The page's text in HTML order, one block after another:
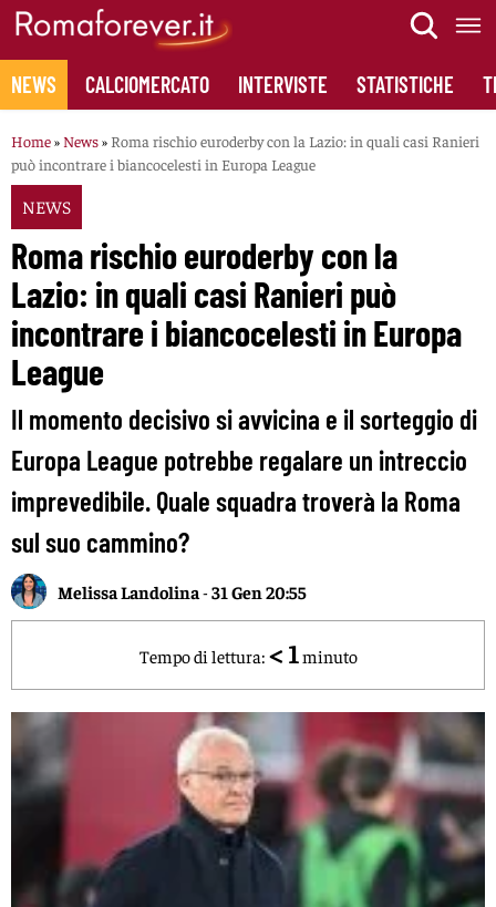
Skip
content
NEWS CALCIOMERCATO INTERVISTE STATISTICHE
Home» News» Roma rischio euroderby con la Lazio: in quali casi Ranieri
può incontrare i biancocelesti in Europa League
NEWS
Roma rischio euroderby con la
Lazio: in quali casi Ranieri può
incontrare i biancocelesti in Europa
League
Il momento decisivo si avvicina e il sorteggio di
Europa League potrebbe regalare un intreccio
imprevedibile. Quale squadra troverà la Roma
sul suo cammino?
Melissa Landolina -31 Gen 20:55
Tempo di lettura: < 1 minuto